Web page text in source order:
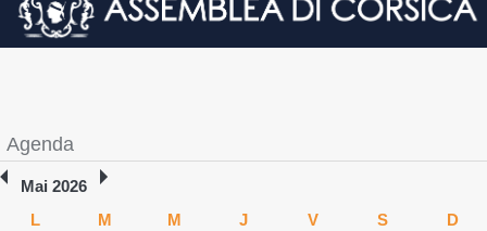
Agenda
Mai 2026
L
M M J V S
D